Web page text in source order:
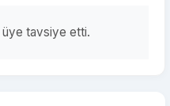
üye tavsiye etti.